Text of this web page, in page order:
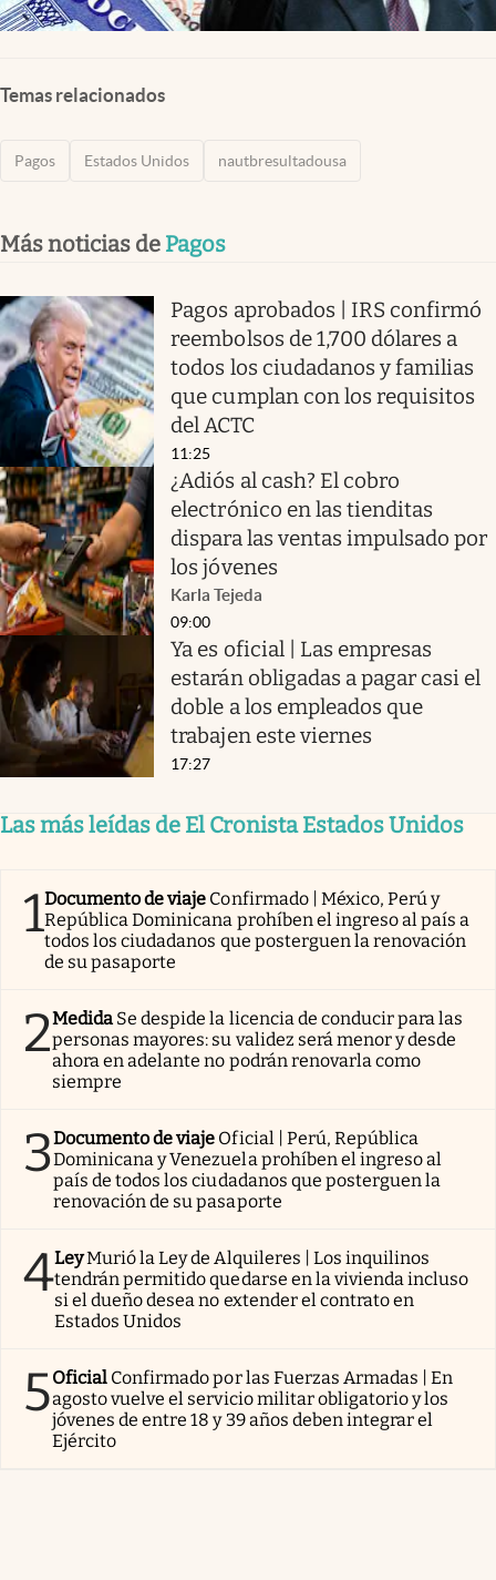
Temas relacionados
Pagos Estados Unidos nautbresultadousa
Más noticias de Pagos
Pagos aprobados | IRS confirmó
reembolsos de 1,700 dólares a
todos los ciudadanos y familias
que cumplan con los requisitos
del ACTC
11:25
¿Adiós al cash? El cobro
electrónico en las tienditas
dispara las ventas impulsado por
los jóvenes
Karla Tejeda
09:00
Ya es oficial | Las empresas
estarán obligadas a pagar casi el
doble a los empleados que
trabajen este viernes
17:27
Las más leídas de El Cronista Estados Unidos
1Documento de viaje Confirmado | México, Perú y
República Dominicana prohíben el ingreso al país a
todos los ciudadanos que posterguen la renovación
de su pasaporte
2Medida Se despide la licencia de conducir para las
personas mayores: su validez será menor y desde
ahora en adelante no podrán renovarla como
siempre
3Documento de viaje Oficial | Perú, República
Dominicana y Venezuela prohíben el ingreso al
país de todos los ciudadanos que posterguen la
renovación de su pasaporte
4LeyMurió la Ley de Alquileres | Los inquilinos
tendrán permitido quedarse en la vivienda incluso
si el dueño desea no extender el contrato en
Estados Unidos
5Oficial Confirmado por las Fuerzas Armadas | En
agosto vuelve el servicio militar obligatorio y los
jóvenes de entre 18 y 39 años deben integrar el
Ejército